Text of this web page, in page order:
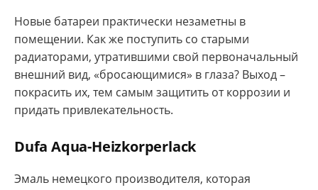
Новые батареи практически незаметны в
помещении. Как же поступить со старыми
радиаторами, утратившими свой первоначальный
внешний вид, «бросающимися» в глаза? Выход –
покрасить их, тем самым защитить от коррозии и
придать привлекательность.
Dufa Aqua-Heizkorperlack
Эмаль немецкого производителя, которая